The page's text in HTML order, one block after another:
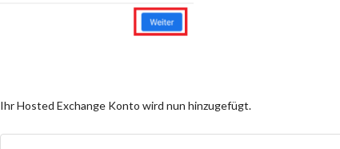
Ihr Hosted Exchange Konto wird nun hinzugefügt.